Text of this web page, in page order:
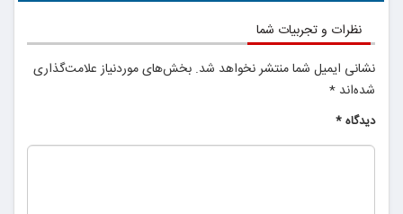
نظرات و تجربیات شما
نشانی ایمیل شما منتشر نخواهد شد. بخش‌های موردنیاز علامت‌گذاری
شده‌اند *
دیدگاه*